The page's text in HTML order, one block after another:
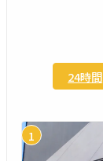
24時間